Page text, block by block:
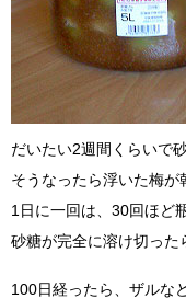
だいたい2週間くらいで
そうなったら浮いた梅が
1日に一回は、30回ほど
砂糖が完全に溶け切った
100日経ったら、ザルな